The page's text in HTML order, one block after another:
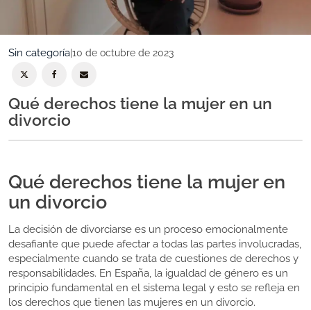
Sin categoría10 de octubre de 2023
Qué derechos tiene la mujer en un
divorcio
Qué derechos tiene la mujer en
un divorcio
La decisión de divorciarse es un proceso emocionalmente
desafiante que puede afectar a todas las partes involucradas,
especialmente cuando se trata de cuestiones de derechos y
responsabilidades. En España, la igualdad de género es un
principio fundamental en el sistema legal y esto se refleja en
los derechos que tienen las mujeres en un divorcio.